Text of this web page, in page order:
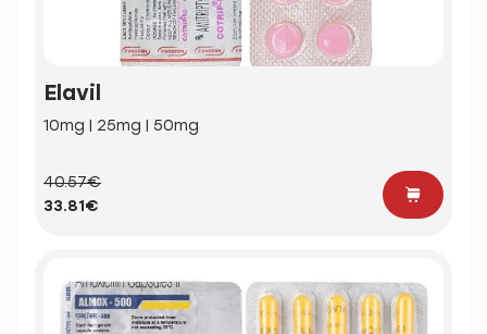
Elavil
10mg | 25mg | 50mg
40.57€
33.81€